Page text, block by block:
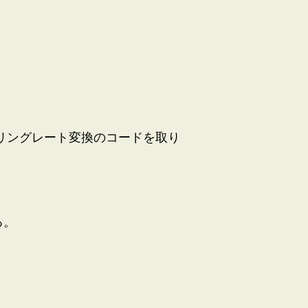
グレート変換のコードを取り